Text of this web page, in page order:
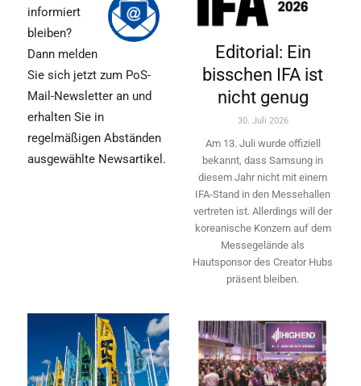
informiert
bleiben?
Dann melden
Sie sich jetzt zum PoS-
Mail-Newsletter an und
erhalten Sie in
regelmäßigen Abständen
ausgewählte Newsartikel.
Editorial: Ein
bisschen IFA ist
nicht genug
30. Juli 2026
Am 13. Juli wurde offiziell
bekannt, dass Samsung in
diesem Jahr nicht mit einem
IFA-Stand in den Messehallen
vertreten ist. Allerdings will ­der
koreanische Konzern auf dem
Messegelände als
Hautsponsor des Creator Hubs
präsent bleiben.